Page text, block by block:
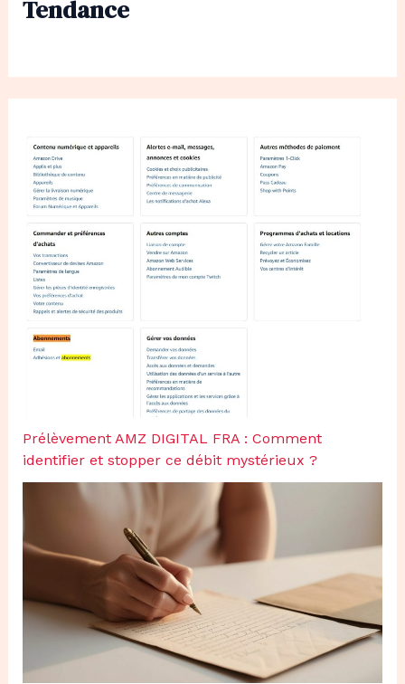
Tendance
Prélèvement AMZ DIGITAL FRA : Comment
identifier et stopper ce débit mystérieux ?